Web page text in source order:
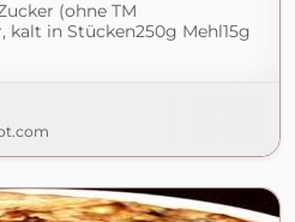
(ohne TM
kalt in Stücken250g Mehl15g